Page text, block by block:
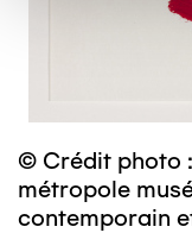
© Crédit photo
métropole
contemporain